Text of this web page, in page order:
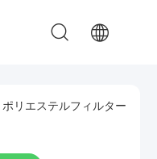
リエステルフィルター